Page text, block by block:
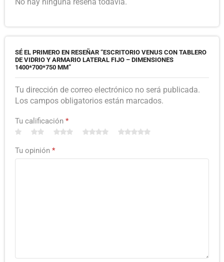
SÉ EL PRIMERO EN RESEÑAR “ESCRITORIO VENUS CON TABLERO
DE VIDRIO Y ARMARIO LATERAL FIJO – DIMENSIONES
1400*700*750 MM”
Tu dirección de correo electrónico no será publicada.
Los campos obligatorios están marcados.
Tu calificación *
Tu opinión *